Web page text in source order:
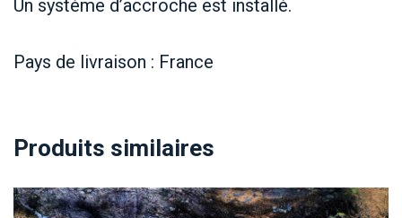
Un système d’accroche est installé.
Pays de livraison : France
Produits similaires